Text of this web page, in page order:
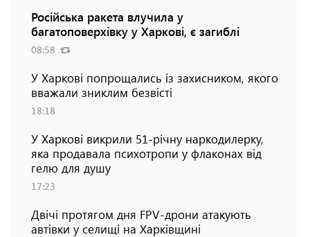
Російська ракета влучила у
багатоповерхівку у Харкові, є загиблі
08:58
У Харкові попрощались із захисником, якого
вважали зниклим безвісті
18:18
У Харкові викрили 51-річну наркодилерку,
яка продавала психотропи у флаконах від
гелю для душу
17:23
Двічі протягом дня FPV-дрони атакують
автівки у селищі на Харківщині